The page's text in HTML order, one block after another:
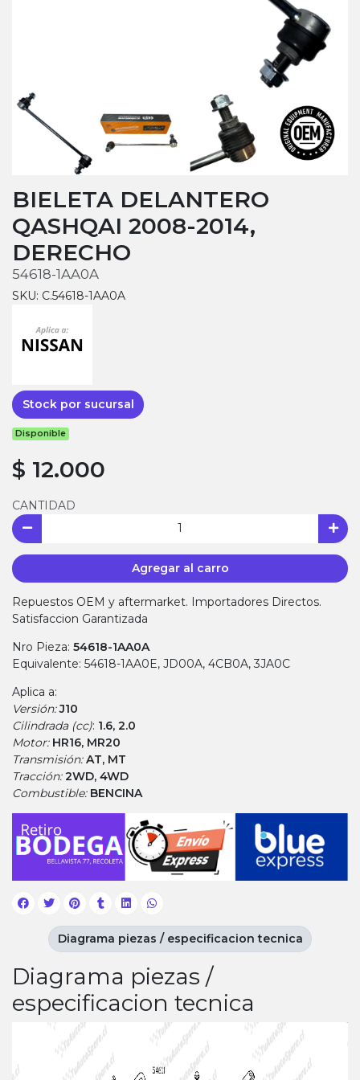
BIELETA DELANTERO
QASHQAI 2008-2014,
DERECHO
54618-1AA0A
SKU: C.54618-1AA0A
Stock por sucursal
Disponible
$ 12.000
CANTIDAD
Agregar al carro
Repuestos OEM y aftermarket. Importadores Directos.
Satisfaccion Garantizada
Nro Pieza: 54618-1AA0A
Equivalente: 54618-1AA0E, JD00A, 4CB0A, 3JA0C
Aplica a:
Versión:J10
Cilindrada (cc): 1.6, 2.0
Motor: HR16, MR20
Transmisión:AT, MT
Tracción:2WD, 4WD
Combustible: BENCINA
Diagrama piezas /
especificacion tecnica
Diagrama piezas / especificacion tecnica